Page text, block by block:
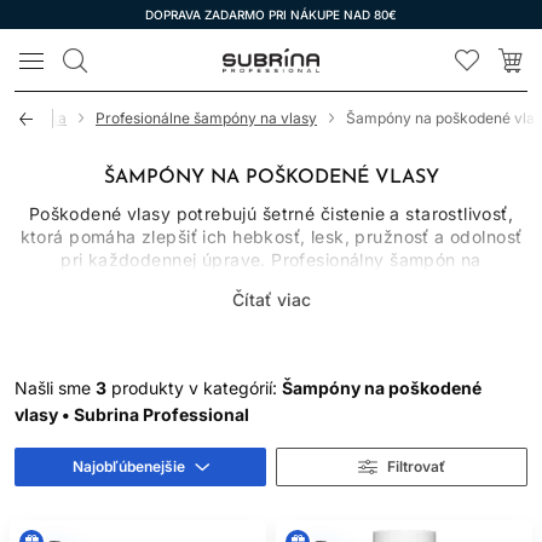
DOPRAVA ZADARMO PRI NÁKUPE NAD 80€
LOMAX
Profesionálne šampóny na vlasy Šampóny na poškodené
ŠAMPÓNY NA POŠKODENÉ VLASY
Poškodené vlasy potrebujú šetrné čistenie a starostlivosť,
ktorá pomáha zlepšiť ich hebkosť, lesk, pružnosť a odolnosť
pri každodennej úprave. Profesionálny šampón na
ošetrované, zosvetľované alebo tepelne namáhané vlasy,
lámavé vlasy aj regeneračné šampóny určené na oslabené
dĺžky a končeky. Vyberte si produkt podľa typu poškodenia
a podľa toho, či vaše vlasy potrebujú najmä posilnenie,
uhladenie, hydratáciu, lesk alebo ochranu pred ďalším
mechanickým namáhaním.
ŠAMPÓNY NA
Čítať viac
Našli sme 3 produkty v kategórií: Šampóny na poškodené
vlasy • Subrina Professional
Najobľúbenejšie Filtrovať